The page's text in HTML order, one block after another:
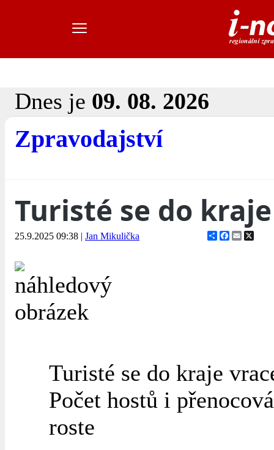
Dnes je 09. 08. 2026
Zpravodajství
Turisté se do
25.9.2025 09:38 | Jan Mikulička ShareFacebook
Email
Turisté se do kraje
Počet hostů i
roste